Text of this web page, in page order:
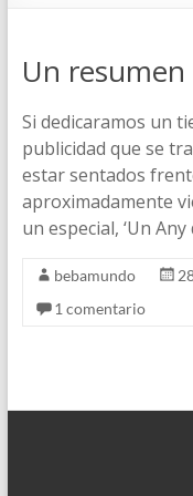
Un
Si dedicaramos un
publicidad que se
estar sentados
aproximadamente
un especial, ‘Un Any
bebamundo
1 comentario